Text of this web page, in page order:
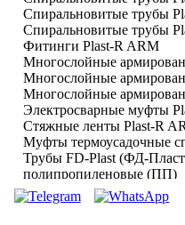
Спиральновитые трубы
Спиральновитые трубы
Фитинги Plast-R ARM
Многослойные
Многослойные
Многослойные
Электросварные муфты
Стяжные ленты Plast-R
Муфты термоусадочные
Трубы FD-Plast (ФД-
полипропиленовые (ПП)
Трубы FD-Plast (ФД-
полиэтиленовые (ПЭ)